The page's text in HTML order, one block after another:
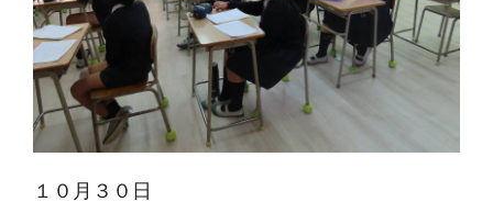
１０月３０日